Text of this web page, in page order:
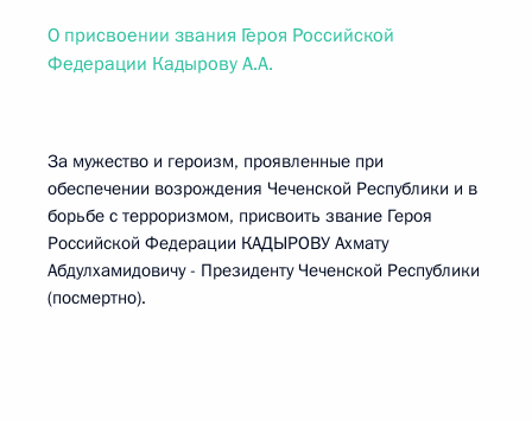
О присвоении звания Героя Российской
Федерации Кадырову А.А.
За мужество и героизм, проявленные при
обеспечении возрождения Чеченской Республики и в
борьбе с терроризмом, присвоить звание Героя
Российской Федерации КАДЫРОВУ Ахмату
Абдулхамидовичу - Президенту Чеченской Республики
(посмертно).